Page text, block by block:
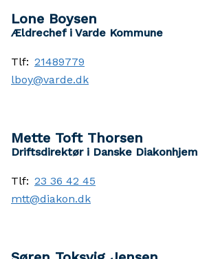
Lone Boysen
Ældrechef i Varde Kommune
Tlf: 21489779
lboy@varde.dk
Mette Toft Thorsen
Driftsdirektør i Danske Diakonhjem
Tlf: 23 36 42 45
mtt@diakon.dk